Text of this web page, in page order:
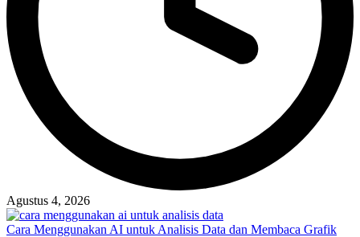
Agustus 4, 2026
Cara Menggunakan AI untuk Analisis Data dan Membaca Grafik